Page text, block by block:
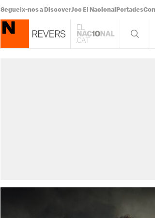
Segueix-nos a DiscoverJoc El Nacional Portades